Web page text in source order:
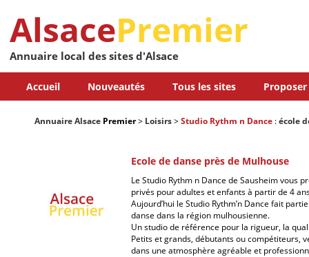
AlsacePremier
Annuaire local des sites d'Alsace
Accueil Nouveautés Tous les sites
Annuaire Alsace Premier> Loisirs>Studio Rythm n Dance :école
Ecole de danse près de Mulhouse
Le Studio Rythm n Dance de Sausheim vous
privés pour adultes et enfants à partir de 4
Aujourd’hui le Studio Rythm’n Dance fait
danse dans la région mulhousienne.
Un studio de référence pour la rigueur, la
Petits et grands, débutants ou compétiteurs,
dans une atmosphère agréable et